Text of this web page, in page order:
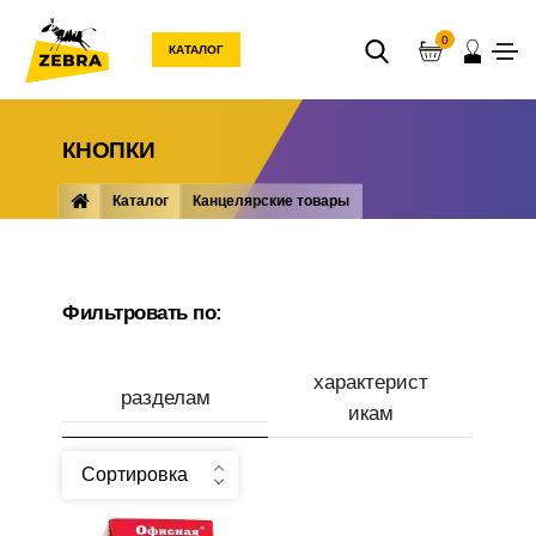
КАТАЛОГ
0
КНОПКИ
Каталог Канцелярские товары
Фильтровать по:
разделам
характерист
икам
Производитель
Сортировка
Кнопки-гвоздики цветные,